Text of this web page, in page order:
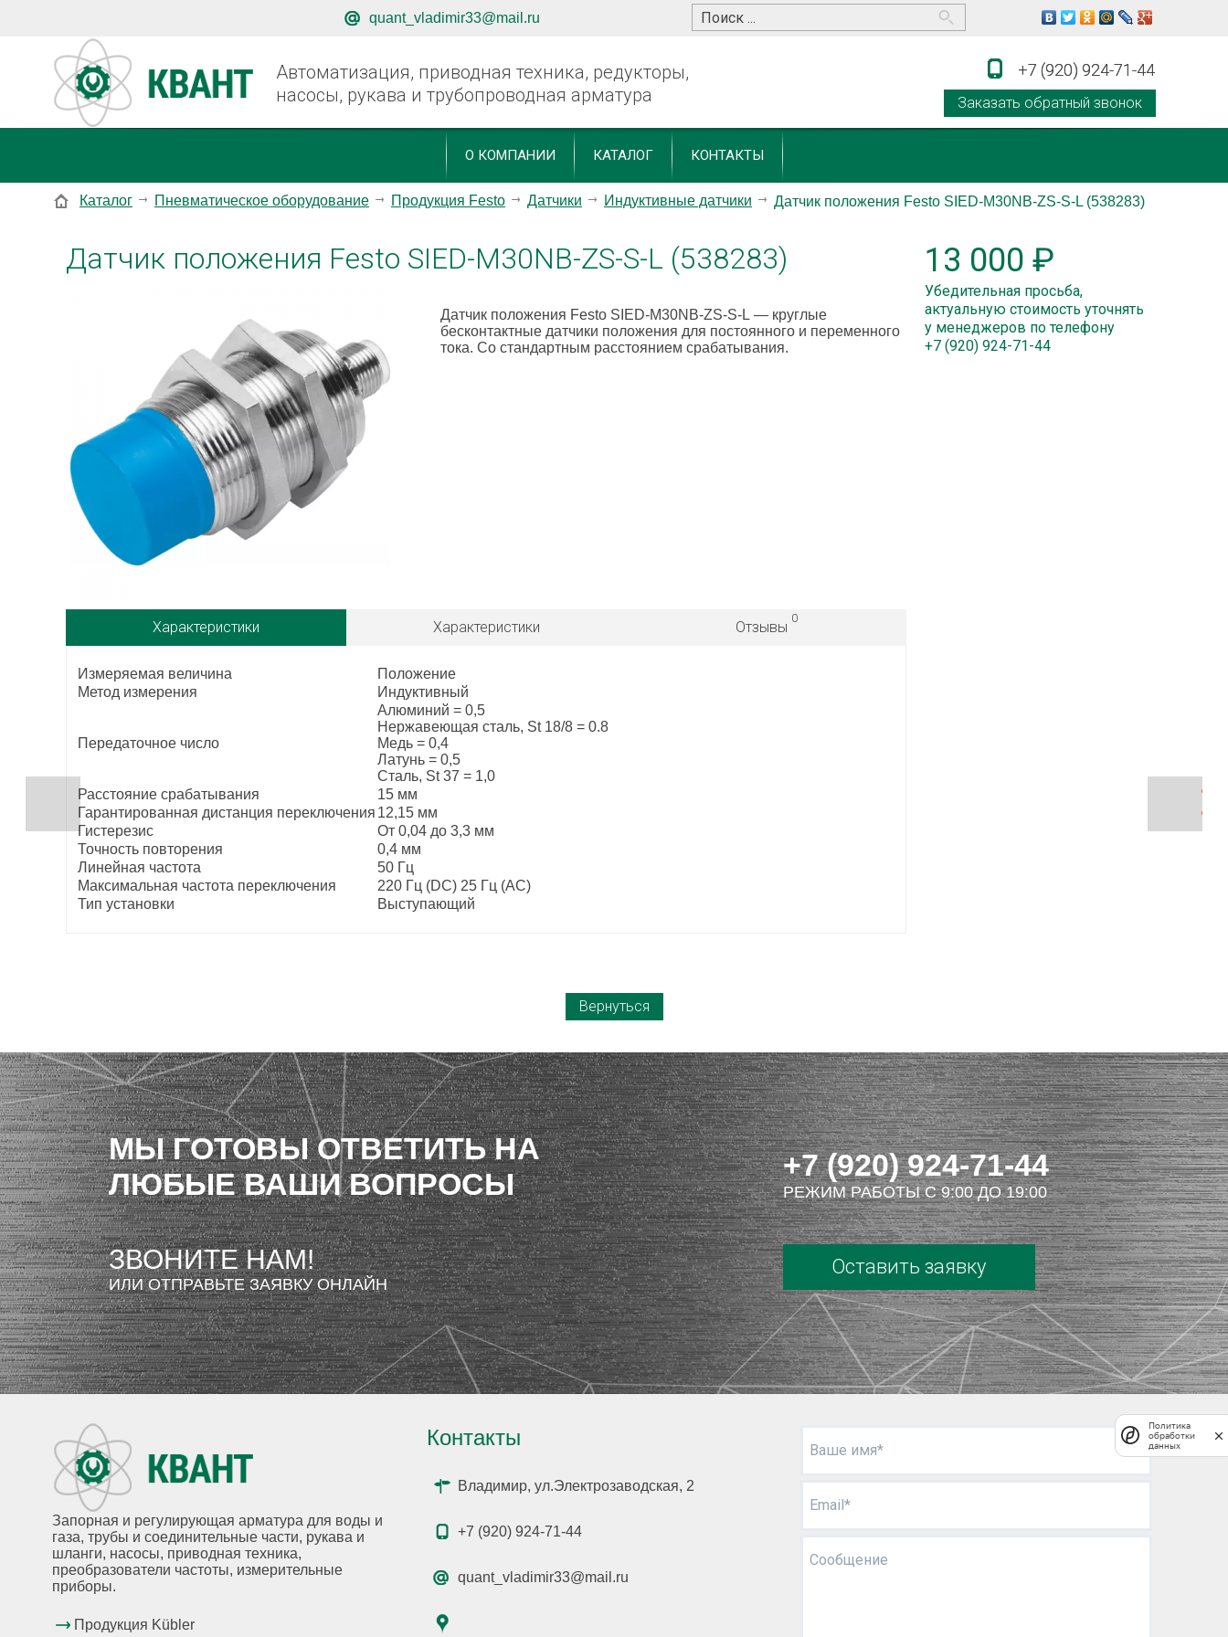
quant_vladimir33@mail.ru
Автоматизация, приводная техника, редукторы,
насосы, рукава и трубопроводная арматура
+7 (920) 924-71-44
Заказать обратный звонок
+7 (920) 924-71-44
О КОМПАНИИ КАТАЛОГ КОНТАКТЫ
Каталог Пневматическое оборудование Продукция Festo Датчики Индуктивные датчики Датчик положения Festo SIED-M30NB-ZS-S-L (538283)
Датчик положения Festo SIED-M30NB-ZS-S-L (538283)
Датчик положения Festo SIED-M30NB-ZS-S-L — круглые
бесконтактные датчики положения для постоянного и переменного
тока. Со стандартным расстоянием срабатывания.
13 000 ₽
Убедительная просьба,
актуальную стоимость уточнять
у менеджеров по телефону
+7 (920) 924-71-44
Характеристики Характеристики Отзывы
0
Измеряемая величина
Положение
Метод измерения
Индуктивный
Передаточное число
Алюминий = 0,5
Нержавеющая сталь, St 18/8 = 0.8
Медь = 0,4
Латунь = 0,5
Сталь, St 37 = 1,0
Расстояние срабатывания
15 мм
Гарантированная дистанция переключения 12,15 мм
Гистерезис
От 0,04 до 3,3 мм
Точность повторения
0,4 мм
Линейная частота
50 Гц
Максимальная частота переключения
220 Гц (DC) 25 Гц (AC)
Тип установки
Выступающий
Вернуться
МЫ ГОТОВЫ ОТВЕТИТЬ НА
ЛЮБЫЕ ВАШИ ВОПРОСЫ
ЗВОНИТЕ НАМ!
ИЛИ ОТПРАВЬТЕ ЗАЯВКУ ОНЛАЙН
+7 (920) 924-71-44
РЕЖИМ РАБОТЫ С 9:00 ДО 19:00
Оставить заявку
Запорная и регулирующая арматура для воды и
газа, трубы и соединительные части, рукава и
шланги, насосы, приводная техника,
преобразователи частоты, измерительные
приборы.
Продукция Kübler
Контакты
Владимир, ул.Электрозаводская, 2
+7 (920) 924-71-44
quant_vladimir33@mail.ru
Ваше имя*
Email*
Сообщение
Политика
обработки
данных